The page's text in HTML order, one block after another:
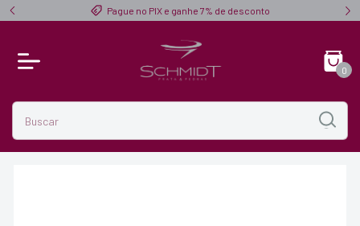
Pague no PIX e ganhe 7% de desconto
0